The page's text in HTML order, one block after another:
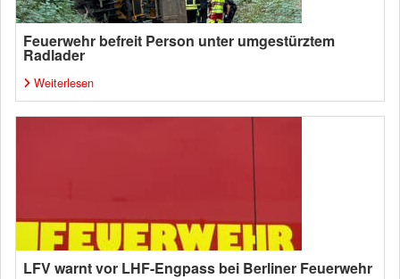
Feuerwehr befreit Person unter umgestürztem
Radlader
Weiterlesen
LFV warnt vor LHF-Engpass bei Berliner Feuerwehr